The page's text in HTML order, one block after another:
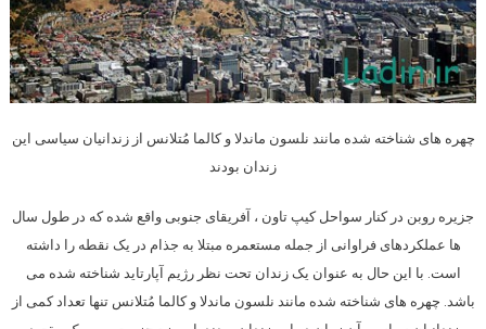
چهره های شناخته شده مانند نلسون ماندلا و کالما مُتلانس از زندانیان سیاسی این
زندان بودند
جزیره روبن در کنار سواحل کیپ تاون ، آفریقای جنوبی واقع شده که در طول سال
ها عملکردهای فراوانی از جمله مستعمره مبتلا به جذام در یک نقطه را داشته
است. با این حال به عنوان یک زندان تحت نظر رژیم آپارتاید شناخته شده می
باشد. چهره های شناخته شده مانند نلسون ماندلا و کالما مُتلانس تنها تعداد کمی از